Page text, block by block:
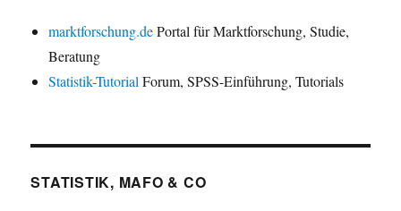
marktforschung.dePortal für Marktforschung, Studie,
Beratung
Statistik-Tutorial Forum, SPSS-Einführung, Tutorials
STATISTIK, MAFO & CO